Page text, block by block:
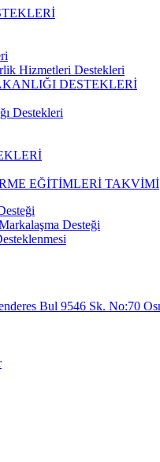
Hizmetleri Destekleri
DESTEKLERİ
Destekleri
EĞİTİMLERİ TAKVİMİ
Desteği
Bul 9546 Sk. No:70